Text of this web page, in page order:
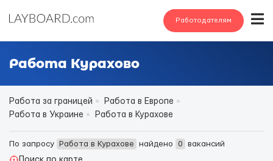
Работодателям
Работа Курахово
Работа за границей
Работа в Европе
Работа в Украине
Работа в Курахове
По запросу Работа в Курахове найдено 0
вакансий